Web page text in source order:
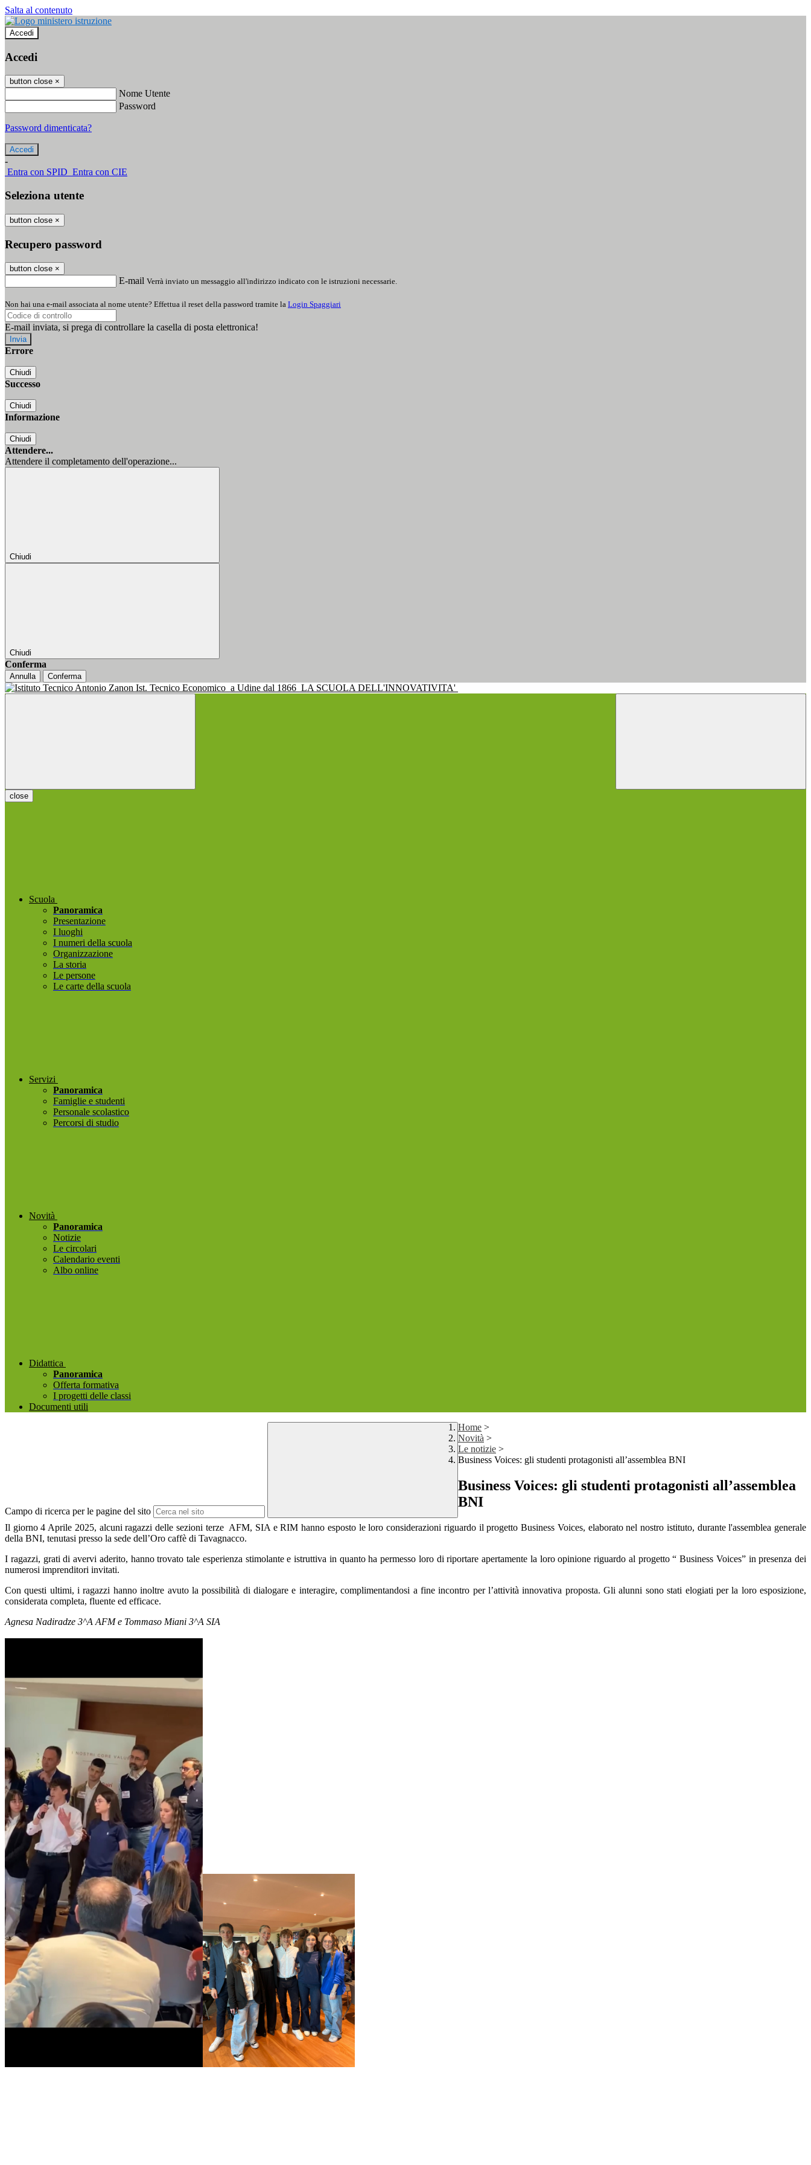
Salta al contenuto
Accedi
Accedi
button close ×
Nome Utente
Password
Password dimenticata?
-
Entra con SPID Entra con CIE
Seleziona utente
button close ×
Recupero password
button close ×
E-mail Verrà inviato un messaggio all'indirizzo indicato con le istruzioni necessarie.
Non hai una e-mail associata al nome utente? Effettua il reset della password tramite la Login Spaggiari
E-mail inviata, si prega di controllare la casella di posta elettronica!
Errore
Chiudi
Successo
Chiudi
Informazione
Chiudi
Attendere...
Attendere il completamento dell'operazione...
Chiudi
Chiudi
Conferma
Annulla Conferma
Ist. Tecnico Economico a Udine dal 1866 LA SCUOLA DELL'INNOVATIVITA'
close
Scuola
Panoramica
Presentazione
I luoghi
I numeri della scuola
Organizzazione
La storia
Le persone
Le carte della scuola
Servizi
Panoramica
Famiglie e studenti
Personale scolastico
Percorsi di studio
Novità
Panoramica
Notizie
Le circolari
Calendario eventi
Albo online
Didattica
Panoramica
Offerta formativa
I progetti delle classi
Documenti utili
Campo di ricerca per le pagine del sito
Home >
Novità >
Le notizie >
Business Voices: gli studenti protagonisti all’assemblea BNI
Business Voices: gli studenti protagonisti all’assemblea
BNI
Il giorno 4 Aprile 2025, alcuni ragazzi delle sezioni terze AFM, SIA e RIM hanno esposto le loro considerazioni riguardo il progetto Business Voices, elaborato nel nostro istituto, durante l'assemblea generale
della BNI, tenutasi presso la sede dell’Oro caffè di Tavagnacco.
I ragazzi, grati di avervi aderito, hanno trovato tale esperienza stimolante e istruttiva in quanto ha permesso loro di riportare apertamente la loro opinione riguardo al progetto “ Business Voices” in presenza dei
numerosi imprenditori invitati.
Con questi ultimi, i ragazzi hanno inoltre avuto la possibilità di dialogare e interagire, complimentandosi a fine incontro per l’attività innovativa proposta. Gli alunni sono stati elogiati per la loro esposizione,
considerata completa, fluente ed efficace.
Agnesa Nadiradze 3^A AFM e Tommaso Miani 3^A SIA